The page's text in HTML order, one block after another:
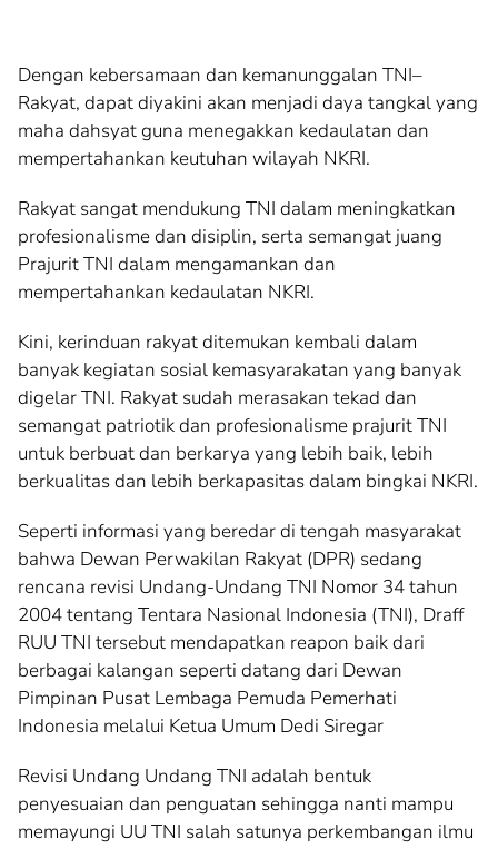
Dengan kebersamaan dan kemanunggalan TNI–
Rakyat, dapat diyakini akan menjadi daya tangkal yang
maha dahsyat guna menegakkan kedaulatan dan
mempertahankan keutuhan wilayah NKRI.
Rakyat sangat mendukung TNI dalam meningkatkan
profesionalisme dan disiplin, serta semangat juang
Prajurit TNI dalam mengamankan dan
mempertahankan kedaulatan NKRI.
Kini, kerinduan rakyat ditemukan kembali dalam
banyak kegiatan sosial kemasyarakatan yang banyak
digelar TNI. Rakyat sudah merasakan tekad dan
semangat patriotik dan profesionalisme prajurit TNI
untuk berbuat dan berkarya yang lebih baik, lebih
berkualitas dan lebih berkapasitas dalam bingkai NKRI.
Seperti informasi yang beredar di tengah masyarakat
bahwa Dewan Perwakilan Rakyat (DPR) sedang
rencana revisi Undang-Undang TNI Nomor 34 tahun
2004 tentang Tentara Nasional Indonesia (TNI), Draff
RUU TNI tersebut mendapatkan reapon baik dari
berbagai kalangan seperti datang dari Dewan
Pimpinan Pusat Lembaga Pemuda Pemerhati
Indonesia melalui Ketua Umum Dedi Siregar
Revisi Undang Undang TNI adalah bentuk
penyesuaian dan penguatan sehingga nanti mampu
memayungi UU TNI salah satunya perkembangan ilmu